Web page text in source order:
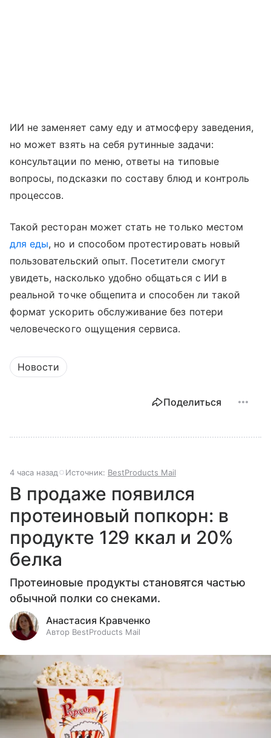
ИИ не заменяет саму еду и атмосферу заведения,
но может взять на себя рутинные задачи:
консультации по меню, ответы на типовые
вопросы, подсказки по составу блюд и контроль
процессов.
Такой ресторан может стать не только местом
для еды, но и способом протестировать новый
пользовательский опыт. Посетители смогут
увидеть, насколько удобно общаться с ИИ в
реальной точке общепита и способен ли такой
формат ускорить обслуживание без потери
человеческого ощущения сервиса.
Новости
Поделиться
4 часа назад Источник: BestProducts Mail
В продаже появился
протеиновый попкорн: в
продукте 129 ккал и 20%
белка
Протеиновые продукты становятся частью
обычной полки со снеками.
Анастасия Кравченко
Автор BestProducts Mail